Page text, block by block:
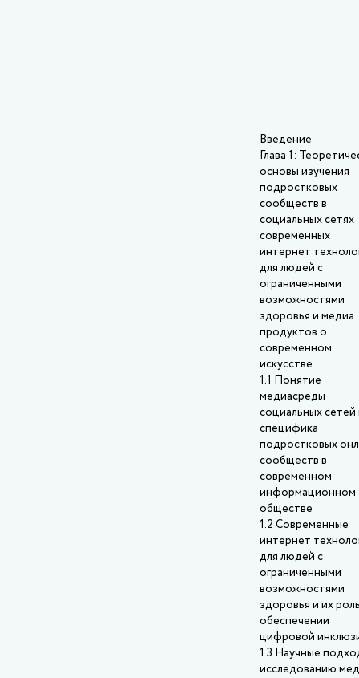
Введение
Глава 1:
основы изучения
подростковых
сообществ в
социальных сетях
современных
интернет
для людей с
ограниченными
возможностями
здоровья и медиа
продуктов о
современном
искусстве
1.1 Понятие
медиасреды
социальных сетей
специфика
подростковых
сообществ в
современном
информационном
обществе
1.2 Современные
интернет
для людей с
ограниченными
возможностями
здоровья и их
обеспечении
цифровой
1.3 Научные
исследованию